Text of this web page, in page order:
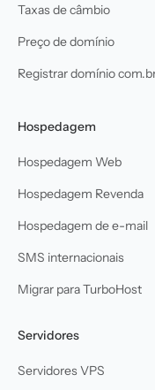
Taxas de câmbio
Preço de domínio
Registrar domínio
Hospedagem
Hospedagem Web
Hospedagem Revenda
Hospedagem de e-mail
SMS internacionais
Migrar para TurboHost
Servidores
Servidores VPS